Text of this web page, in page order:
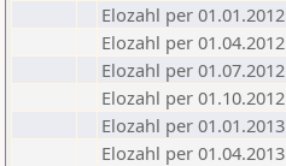
Elozahl per 01.01.2012
Elozahl per 01.04.2012
Elozahl per 01.07.2012
Elozahl per 01.10.2012
Elozahl per 01.01.2013
Elozahl per 01.04.2013